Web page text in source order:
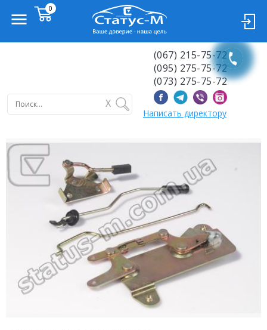
X
(067) 215-75-72
(095) 275-75-72
(073) 275-75-72
Написать директору